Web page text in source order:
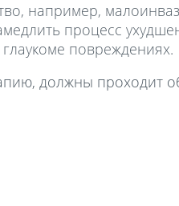
например,
процесс
повреждениях.
должны проходит